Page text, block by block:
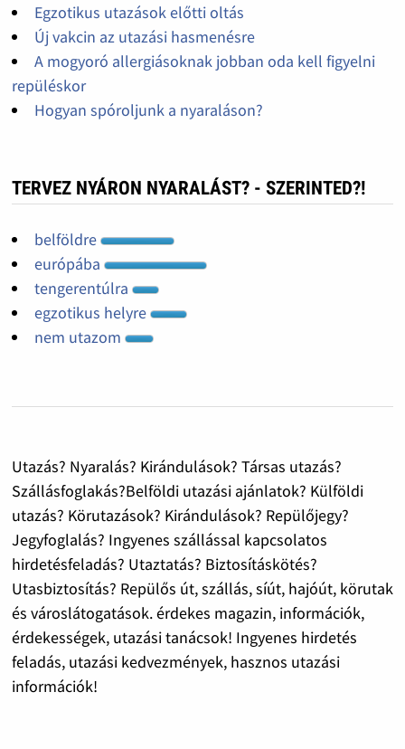
Egzotikus utazások előtti oltás
Új vakcin az utazási hasmenésre
A mogyoró allergiásoknak jobban oda kell figyelni
repüléskor
Hogyan spóroljunk a nyaraláson?
TERVEZ NYÁRON NYARALÁST? - SZERINTED?!
belföldre
európába
tengerentúlra
egzotikus helyre
nem utazom
Utazás? Nyaralás? Kirándulások? Társas utazás?
Szállásfoglakás?Belföldi utazási ajánlatok? Külföldi
utazás? Körutazások? Kirándulások? Repülőjegy?
Jegyfoglalás? Ingyenes szállással kapcsolatos
hirdetésfeladás? Utaztatás? Biztosításkötés?
Utasbiztosítás? Repülős út, szállás, síút, hajóút, körutak
és városlátogatások. érdekes magazin, információk,
érdekességek, utazási tanácsok! Ingyenes hirdetés
feladás, utazási kedvezmények, hasznos utazási
információk!